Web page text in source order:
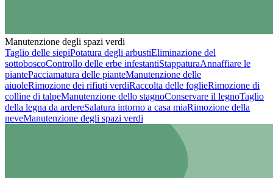
Manutenzione degli spazi verdi
Taglio delle siepiPotatura degli arbustiEliminazione del
sottoboscoControllo delle erbe infestantiStappaturaAnnaffiare le
piantePacciamatura delle pianteManutenzione delle
aiuoleRimozione dei rifiuti verdiRaccolta delle foglieRimozione di
colline di talpeManutenzione dello stagnoConservare il legnoTaglio
della legna da ardereSalatura intorno a casa miaRimozione della
neveManutenzione degli spazi verdi